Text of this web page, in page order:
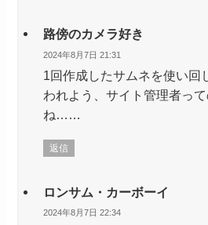
路傍のカメラ好き
2024年8月7日 21:31
1回作成したサムネを使い回
われよう、サイト管理者っ
ね……
返信
ロンサム・カーボーイ
2024年8月7日 22:34